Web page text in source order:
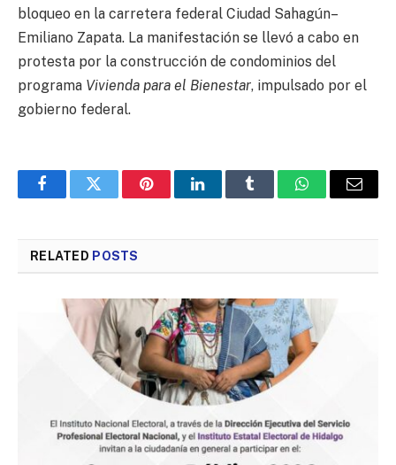
bloqueo en la carretera federal Ciudad Sahagún–
Emiliano Zapata. La manifestación se llevó a cabo en
protesta por la construcción de condominios del
programa Vivienda para el Bienestar, impulsado por el
gobierno federal.
FacebookTwitter PinterestLinkedInTumblr WhatsAppEmail
RELATED POSTS